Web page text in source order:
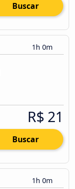
Buscar
1h 0m
R$ 21
Buscar
1h 0m